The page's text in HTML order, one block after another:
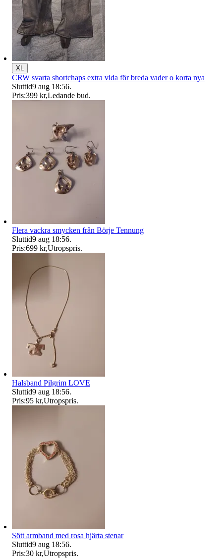
XL
CRW svarta shortchaps extra vida för breda vader o korta nya
Sluttid9 aug 18:56.
Pris:399 kr,Ledande bud.
Flera vackra smycken från Börje Tennung
Sluttid9 aug 18:56.
Pris:699 kr,Utropspris.
Halsband Pilgrim LOVE
Sluttid9 aug 18:56.
Pris:95 kr,Utropspris.
Sött armband med rosa hjärta stenar
Sluttid9 aug 18:56.
Pris:30 kr,Utropspris.